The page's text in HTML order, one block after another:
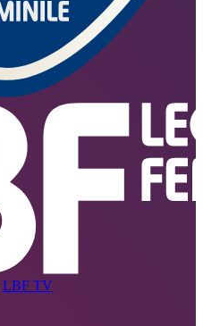
LBF TV